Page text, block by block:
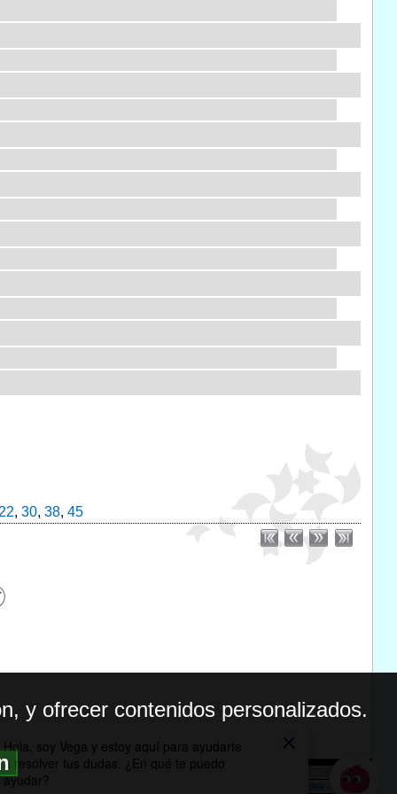
22, 30, 38, 45
DE PRIVACIDAD
y ofrecer contenidos personalizados.